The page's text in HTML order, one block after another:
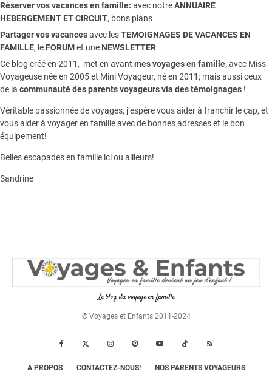
Réserver vos vacances en famille: avec notreANNUAIRE
HEBERGEMENT ET CIRCUIT, bons plans
Partager vos vacancesavec lesTEMOIGNAGES DE VACANCES EN
FAMILLE, le FORUMet une NEWSLETTER
Ce blog créé en 2011, met en avant mes voyages en famille,avec Miss
Voyageuse née en 2005 et Mini Voyageur, né en 2011; mais aussi ceux
de la communauté des parents voyageurs via des témoignages !
Véritable passionnée de voyages, j’espère vous aider à franchir le cap, et
vous aider à voyager en famille avec de bonnes adresses et le bon
équipement!
Belles escapades en famille ici ou ailleurs!
Sandrine
Le blog du voyage en famille
© Voyages et Enfants 2011-2024
A PROPOS CONTACTEZ-NOUS! NOS PARENTS VOYAGEURS